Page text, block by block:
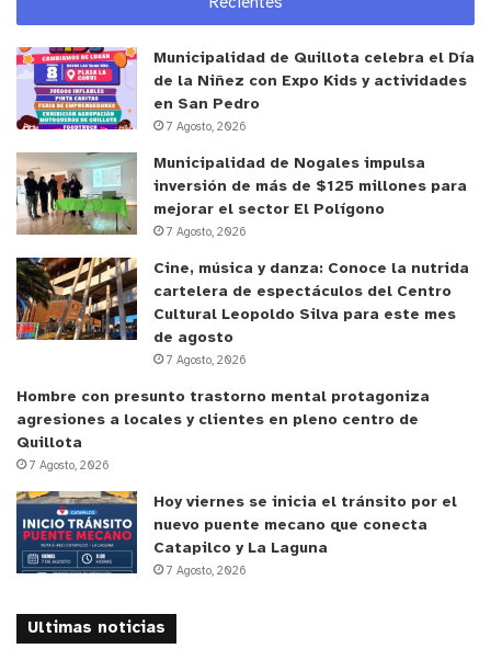
Por su parte, el prefecto de Marga Marga, coronel
Cuarta Comisaría de Quillota, comentó sobre el
objetivo de esta reunión que “lo principal es
resaltar que el trabajo colaborativo es
fundamental. Así es como se debe abordar hoy día
y claramente fue provechosa, porque esto da
cuenta de que todos tenemos el mismo objetivo,
de que hay un objetivo común”.
Reforzar el compromiso
El alcalde de Quillota Oscar Calderón Sánchez
agradeció la presencia de las autoridades e
instituciones de seguridad pública, como respuesta
a su llamado y anunció que “vamos a seguir
trabajando con la comunidad, porque es nuestro
rol como Municipio. Vamos a seguir poniendo a
disposición todos los elementos de apoyo que
sean necesarios a Carabineros y a la gestión de la
Municipalidad de Quillota celebra el Día
de la Niñez con Expo Kids y actividades
en San Pedro
7 Agosto, 2026
Municipalidad de Nogales impulsa
inversión de más de $125 millones para
mejorar el sector El Polígono
7 Agosto, 2026
Cine, música y danza: Conoce la nutrida
cartelera de espectáculos del Centro
Cultural Leopoldo Silva para este mes
de agosto
7 Agosto, 2026
Hombre con presunto trastorno mental protagoniza
agresiones a locales y clientes en pleno centro de
Quillota
7 Agosto, 2026
Hoy viernes se inicia el tránsito por el
nuevo puente mecano que conecta
Catapilco y La Laguna
7 Agosto, 2026
Ultimas noticias